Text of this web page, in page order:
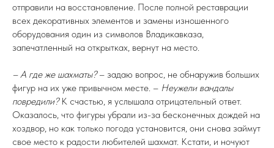
отправили на восстановление. После полной реставрации
всех декоративных элементов и замены изношенного
оборудования один из символов Владикавказа,
запечатленный на открытках, вернут на место.
– А где же шахматы?– задаю вопрос, не обнаружив больших
фигур на их уже привычном месте. – Неужели вандалы
повредили? К счастью, я услышала отрицательный ответ.
Оказалось, что фигуры убрали из-за бесконечных дождей на
хоздвор, но как только погода установится, они снова займут
свое место к радости любителей шахмат. Кстати, и ночуют